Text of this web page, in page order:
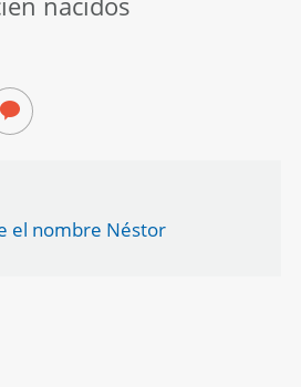
el nombre Néstor